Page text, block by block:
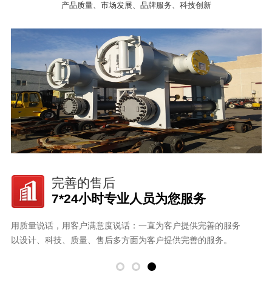
产品质量、市场发展、品牌服务、科技创新
完善的售后
7*24小时专业人员为您服务
用质量说话，用客户满意度说话：一直为客户提供完善的服务
以设计、科技、质量、售后多方面为客户提供完善的服务。